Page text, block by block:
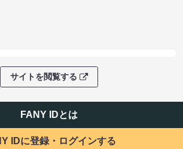
サイトを閲覧する
FANY IDとは
IDに登録・ログインする